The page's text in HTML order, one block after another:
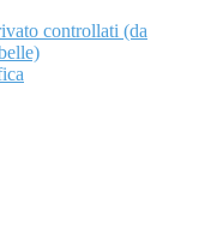
controllati (da